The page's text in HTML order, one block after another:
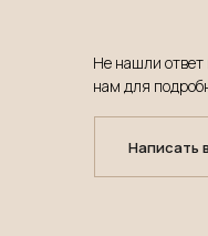
Не нашли
нам для
Написать